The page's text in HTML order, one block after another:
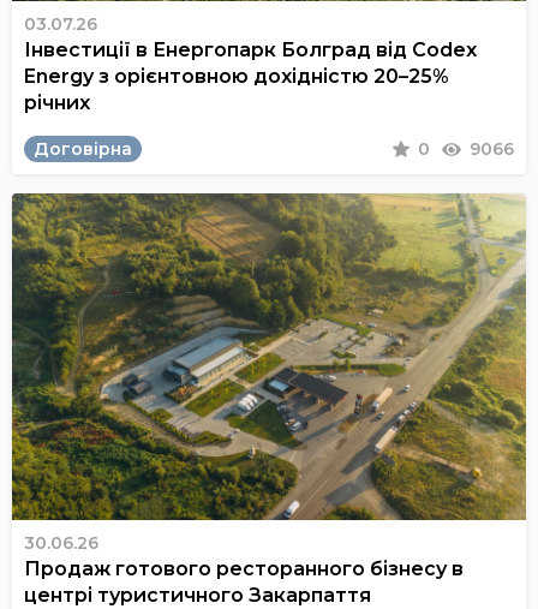
03.07.26
Інвестиції в Енергопарк Болград від Codex
Energy з орієнтовною дохідністю 20–25%
річних
Договірна 0 9066
30.06.26
Продаж готового ресторанного бізнесу в
центрі туристичного Закарпаття